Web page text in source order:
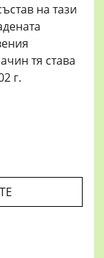
на тази
тя става
г.